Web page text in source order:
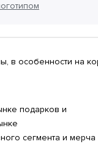
в особенности на
подарков и
сегмента и мерча